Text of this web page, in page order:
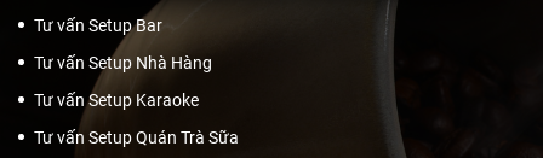
Tư vấn Setup Bar
Tư vấn Setup Nhà Hàng
Tư vấn Setup Karaoke
Tư vấn Setup Quán Trà Sữa